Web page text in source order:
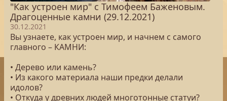
"Как устроен мир" с Тимофеем Баженовым.
Драгоценные камни (29.12.2021)
30.12.2021
Вы узнаете, как устроен мир, и начнем с самого
главного – КАМНИ:
• Дерево или камень?
• Из какого материала наши предки делали
идолов?
• Откуда у древних людей многотонные статуи?